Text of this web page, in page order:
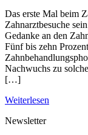
Das erste Mal beim
Zahnarztbesuche
Gedanke an den
Fünf bis zehn
Nachwuchs zu
[…]
Weiterlesen
Newsletter